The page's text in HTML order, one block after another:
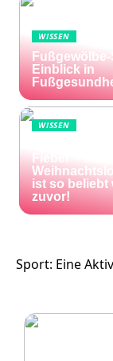
WISSEN
Fußgewölbe-
Einblick in
WISSEN
Fieber – die
ist so beliebt
zuvor!
Sport: Eine